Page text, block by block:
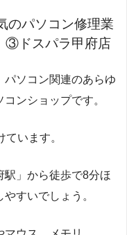
のパソコン修理業
③ドスパラ甲府店
ソコン関連のあらゆ
ンショップです。
います。
駅」から徒歩で8分ほ
すいでしょう。